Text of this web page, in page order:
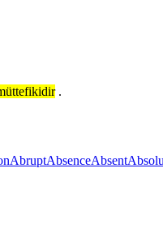
.
AbruptAbsenceAbsent